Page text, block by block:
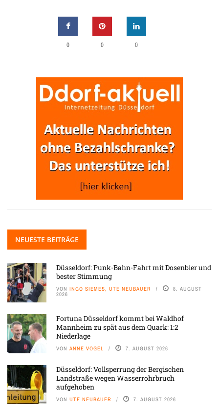
0 0 0
NEUESTE BEITRÄGE
Düsseldorf: Punk-Bahn-Fahrt mit Dosenbier und
bester Stimmung
VON INGO SIEMES, UTE NEUBAUER 8. AUGUST
2026
Fortuna Düsseldorf kommt bei Waldhof
Mannheim zu spät aus dem Quark: 1:2
Niederlage
VON ANNE VOGEL 7. AUGUST 2026
Düsseldorf: Vollsperrung der Bergischen
Landstraße wegen Wasserrohrbruch
aufgehoben
VON UTE NEUBAUER 7. AUGUST 2026